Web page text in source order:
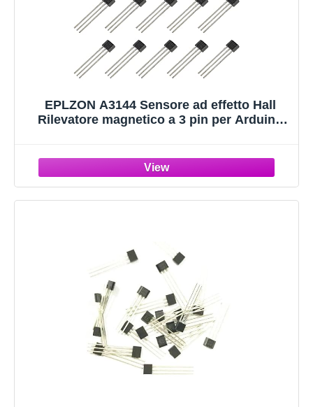
EPLZON A3144 Sensore ad effetto Hall
Rilevatore magnetico a 3 pin per Arduino